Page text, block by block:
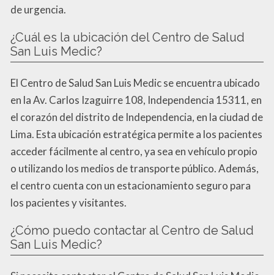
de urgencia.
¿Cuál es la ubicación del Centro de Salud
San Luis Medic?
El Centro de Salud San Luis Medic se encuentra ubicado
en la Av. Carlos Izaguirre 108, Independencia 15311, en
el corazón del distrito de Independencia, en la ciudad de
Lima. Esta ubicación estratégica permite a los pacientes
acceder fácilmente al centro, ya sea en vehículo propio
o utilizando los medios de transporte público. Además,
el centro cuenta con un estacionamiento seguro para
los pacientes y visitantes.
¿Cómo puedo contactar al Centro de Salud
San Luis Medic?